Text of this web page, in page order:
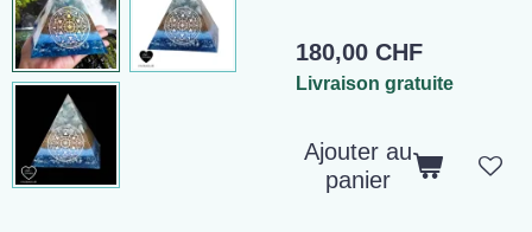
180,00 CHF
Livraison gratuite
Ajouter au
panier